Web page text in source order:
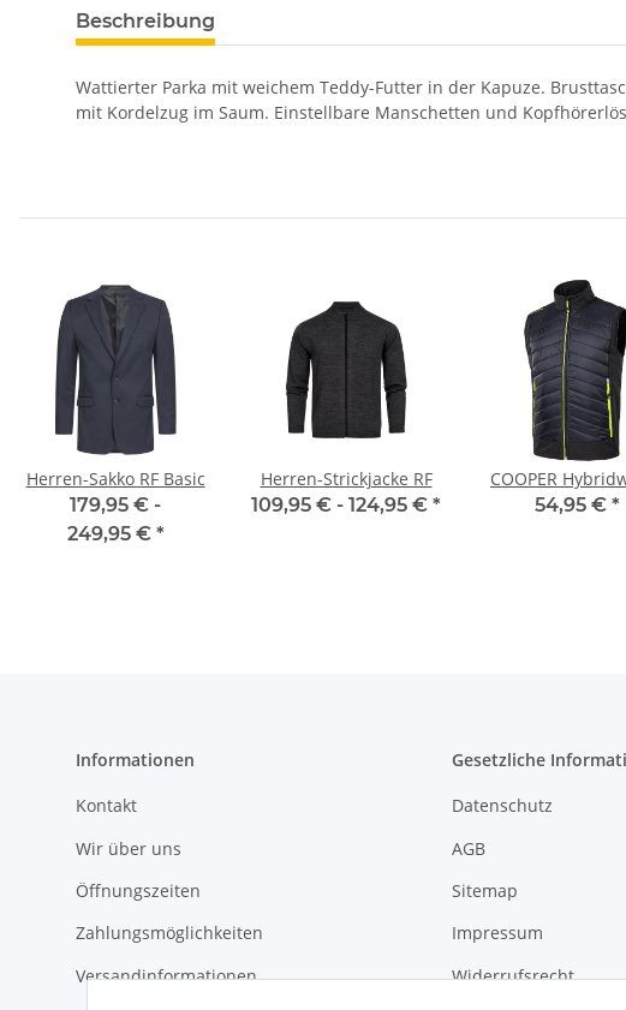
Beschreibung
Wattierter Parka mit weichem Teddy-Futter in der Kapuze.
mit Kordelzug im Saum. Einstellbare Manschetten und
Herren-Sakko RF Basic
179,95 € -
249,95 € *
Herren-Strickjacke RF
109,95 € - 124,95 € *
COOPER
54,95 € *
Informationen
Kontakt
Wir über uns
Öffnungszeiten
Zahlungsmöglichkeiten
Versandinformationen
Gesetzliche
Datenschutz
AGB
Sitemap
Impressum
Widerrufsrecht